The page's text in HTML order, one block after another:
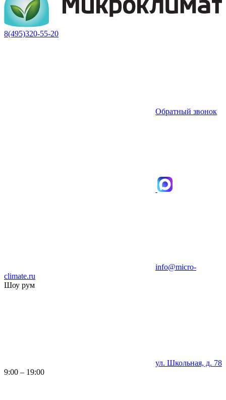
8(495)320-55-20
Обратный звонок
info@micro-
climate.ru
Шоу рум
ул. Школьная, д. 78
9:00 – 19:00